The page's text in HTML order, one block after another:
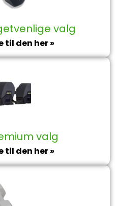
valg
til den her »
valg
til den her »